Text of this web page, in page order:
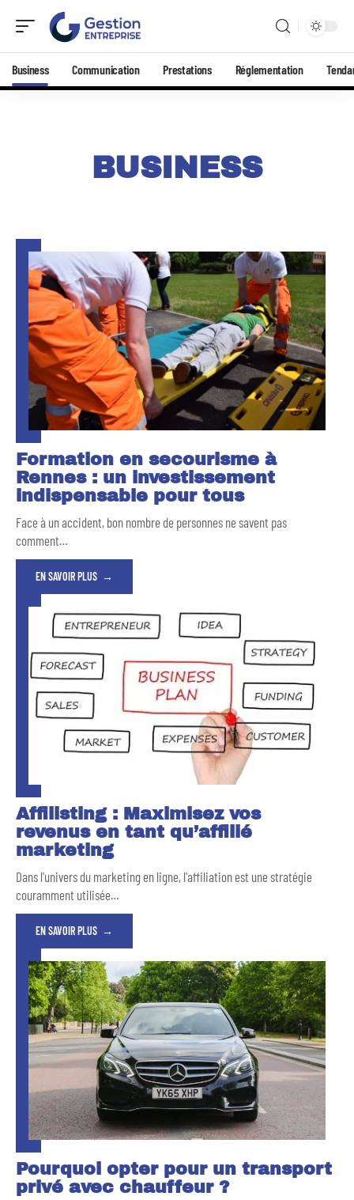
Business Communication Prestations Réglementation
BUSINESS
Formation en secourisme à
Rennes : un investissement
indispensable pour tous
Face à un accident, bon nombre de personnes ne savent pas
comment…
EN SAVOIR PLUS
Affilisting : Maximisez vos
revenus en tant qu’affilié
marketing
Dans l'univers du marketing en ligne, l'affiliation est une stratégie
couramment utilisée…
EN SAVOIR PLUS
Pourquoi opter pour un transport
privé avec chauffeur ?